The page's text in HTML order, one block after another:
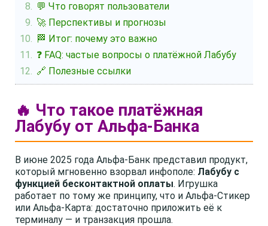
💬 Что говорят пользователи
🚀 Перспективы и прогнозы
🏁 Итог: почему это важно
❓ FAQ: частые вопросы о платёжной Лабубу
🔗 Полезные ссылки
🔥 Что такое платёжная
Лабубу от Альфа-Банка
В июне 2025 года Альфа-Банк представил продукт,
который мгновенно взорвал инфополе: Лабубу с
функцией бесконтактной оплаты. Игрушка
работает по тому же принципу, что и Альфа-Стикер
или Альфа-Карта: достаточно приложить её к
терминалу — и транзакция прошла.